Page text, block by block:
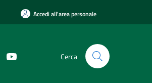
Accedi all'area personale
Cerca